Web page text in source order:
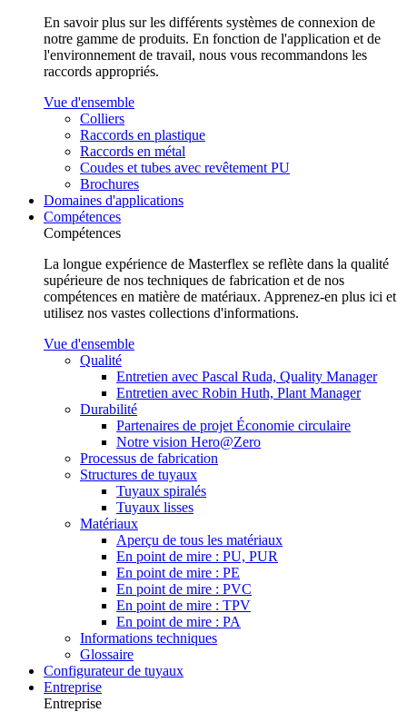
En savoir plus sur les différents systèmes de connexion de
notre gamme de produits. En fonction de l'application et de
l'environnement de travail, nous vous recommandons les
raccords appropriés.
Vue d'ensemble
Colliers
Raccords en plastique
Raccords en métal
Coudes et tubes avec revêtement PU
Brochures
Domaines d'applications
Compétences
Compétences
La longue expérience de Masterflex se reflète dans la qualité
supérieure de nos techniques de fabrication et de nos
compétences en matière de matériaux. Apprenez-en plus ici et
utilisez nos vastes collections d'informations.
Vue d'ensemble
Qualité
Entretien avec Pascal Ruda, Quality Manager
Entretien avec Robin Huth, Plant Manager
Durabilité
Partenaires de projet Économie circulaire
Notre vision Hero@Zero
Processus de fabrication
Structures de tuyaux
Tuyaux spiralés
Tuyaux lisses
Matériaux
Aperçu de tous les matériaux
En point de mire : PU, PUR
En point de mire : PE
En point de mire : PVC
En point de mire : TPV
En point de mire : PA
Informations techniques
Glossaire
Configurateur de tuyaux
Entreprise
Entreprise